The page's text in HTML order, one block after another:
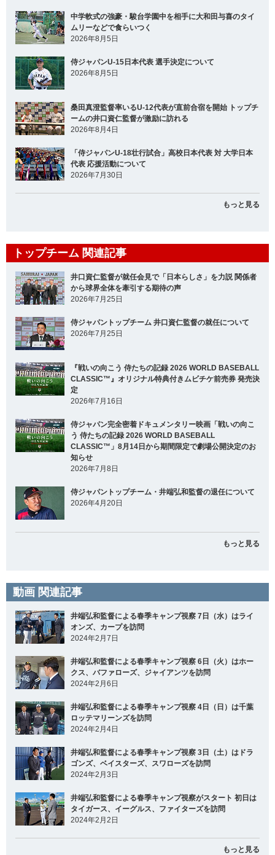
中学軟式の強豪・駿台学園中を相手に大和田与喜のタイ
ムリーなどで食らいつく
2026年8月5日
侍ジャパンU-15日本代表 選手決定について
2026年8月5日
桑田真澄監督率いるU-12代表が直前合宿を開始 トップチ
ームの井口資仁監督が激励に訪れる
2026年8月4日
「侍ジャパンU-18壮行試合」高校日本代表 対 大学日本
代表 応援活動について
2026年7月30日
もっと見る
トップチーム 関連記事
井口資仁監督が就任会見で「日本らしさ」を力説 関係者
から球界全体を牽引する期待の声
2026年7月25日
侍ジャパントップチーム 井口資仁監督の就任について
2026年7月25日
『戦いの向こう 侍たちの記録 2026 WORLD BASEBALL
CLASSIC™』オリジナル特典付きムビチケ前売券 発売決
定
2026年7月16日
侍ジャパン完全密着ドキュメンタリー映画「戦いの向こ
う 侍たちの記録 2026 WORLD BASEBALL
CLASSIC™」8月14日から期間限定で劇場公開決定のお
知らせ
2026年7月8日
侍ジャパントップチーム・井端弘和監督の退任について
2026年4月20日
もっと見る
動画 関連記事
井端弘和監督による春季キャンプ視察 7日（水）はライ
オンズ、カープを訪問
2024年2月7日
井端弘和監督による春季キャンプ視察 6日（火）はホー
クス、バファローズ、ジャイアンツを訪問
2024年2月6日
井端弘和監督による春季キャンプ視察 4日（日）は千葉
ロッテマリーンズを訪問
2024年2月4日
井端弘和監督による春季キャンプ視察 3日（土）はドラ
ゴンズ、ベイスターズ、スワローズを訪問
2024年2月3日
井端弘和監督による春季キャンプ視察がスタート 初日は
タイガース、イーグルス、ファイターズを訪問
2024年2月2日
もっと見る